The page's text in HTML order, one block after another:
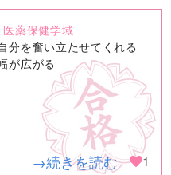
医薬保健学域
分を奮い立たせてくれる
が広がる
→続きを読む 1